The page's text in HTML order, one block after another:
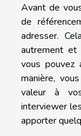
Avant de
de
adresser.
autrement et
vous pouvez
manière,
valeur à
interviewer
apporter